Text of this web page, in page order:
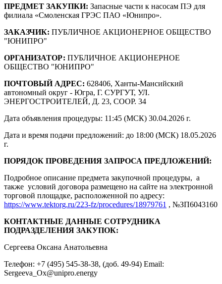
ПРЕДМЕТ ЗАКУПКИ: Запасные части к насосам ПЭ для
филиала «Смоленская ГРЭС ПАО «Юнипро».
ЗАКАЗЧИК: ПУБЛИЧНОЕ АКЦИОНЕРНОЕ ОБЩЕСТВО
"ЮНИПРО"
ОРГАНИЗАТОР: ПУБЛИЧНОЕ АКЦИОНЕРНОЕ
ОБЩЕСТВО "ЮНИПРО"
ПОЧТОВЫЙ АДРЕС: 628406, Ханты-Мансийский
автономный округ - Югра, Г. СУРГУТ, УЛ.
ЭНЕРГОСТРОИТЕЛЕЙ, Д. 23, СООР. 34
Дата объявления процедуры: 11:45 (МСК) 30.04.2026 г.
Дата и время подачи предложений: до 18:00 (МСК) 18.05.2026
г.
ПОРЯДОК ПРОВЕДЕНИЯ ЗАПРОСА ПРЕДЛОЖЕНИЙ:
Подробное описание предмета закупочной процедуры, а
также условий договора размещено на сайте на электронной
торговой площадке, расположенной по адресу:
https://www.tektorg.ru/223-fz/procedures/18979761 , №ЗП6043160
КОНТАКТНЫЕ ДАННЫЕ СОТРУДНИКА
ПОДРАЗДЕЛЕНИЯ ЗАКУПОК:
Сергеева Оксана Анатольевна
Телефон: +7 (495) 545-38-38, (доб. 49-94) Email:
Sergeeva_Ox@unipro.energy